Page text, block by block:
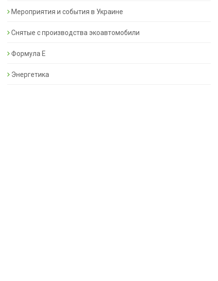
Мероприятия и события в Украине
Снятые с производства экоавтомобили
Формула Е
Энергетика